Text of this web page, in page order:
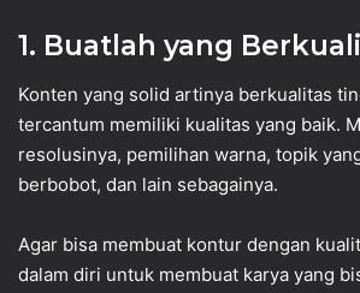
1. Buatlah yang
Konten yang solid artinya berkualitas
tercantum memiliki kualitas yang baik.
resolusinya, pemilihan warna, topik
berbobot, dan lain sebagainya.
Agar bisa membuat kontur dengan
dalam diri untuk membuat karya yang